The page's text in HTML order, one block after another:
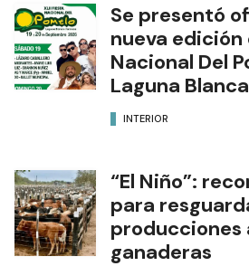
Se presentó
nueva edición
Nacional Del
Laguna Blanca
INTERIOR
“El Niño”:
para
producciones
ganaderas